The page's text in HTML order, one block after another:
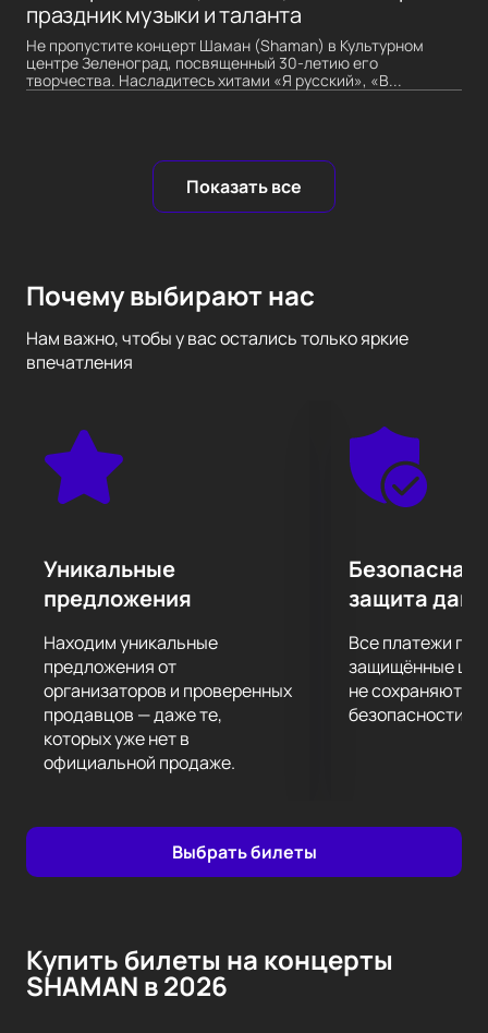
праздник музыки и таланта
Не пропустите концерт Шаман (Shaman) в Культурном
центре Зеленоград, посвященный 30-летию его
творчества. Насладитесь хитами «Я русский», «В...
Показать все
Почему выбирают нас
Нам важно, чтобы у вас остались только яркие
впечатления
Уникальные
предложения
Находим уникальные
предложения от
организаторов и проверенных
продавцов — даже те,
которых уже нет в
официальной продаже.
Безопасная
защита
Все платежи
защищённые
не сохраняются
безопасности.
Выбрать билеты
Купить билеты на концерты
SHAMAN в 2026